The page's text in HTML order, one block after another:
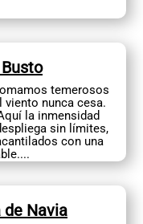
temerosos
viento nunca cesa.
la inmensidad
sin límites,
con una
de Navia